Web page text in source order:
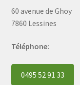
60 avenue de Ghoy
7860 Lessines
Téléphone:
0495 52 91 33